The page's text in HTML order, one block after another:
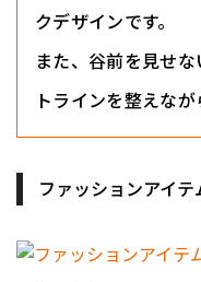
クデザインです。
また、谷前を見せ
トラインを整えな
ファッションアイ